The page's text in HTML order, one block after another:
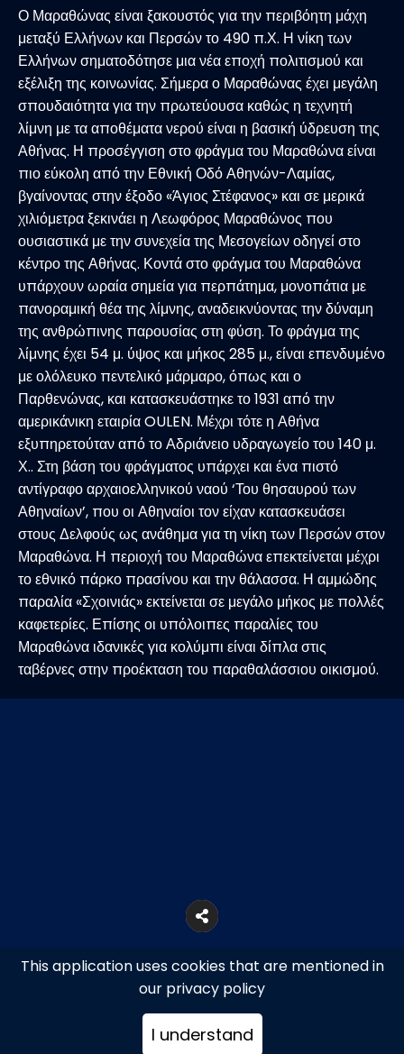
This application uses cookies that are mentioned in
our privacy policy
I understand
Ο Μαραθώνας είναι ξακουστός για την περιβόητη μάχη
μεταξύ Ελλήνων και Περσών το 490 π.Χ. Η νίκη των
Ελλήνων σηματοδότησε μια νέα εποχή πολιτισμού και
εξέλιξη της κοινωνίας. Σήμερα ο Μαραθώνας έχει μεγάλη
σπουδαιότητα για την πρωτεύουσα καθώς η τεχνητή
λίμνη με τα αποθέματα νερού είναι η βασική ύδρευση της
Αθήνας. Η προσέγγιση στο φράγμα του Μαραθώνα είναι
πιο εύκολη από την Εθνική Οδό Αθηνών-Λαμίας,
βγαίνοντας στην έξοδο «Άγιος Στέφανος» και σε μερικά
χιλιόμετρα ξεκινάει η Λεωφόρος Μαραθώνος που
ουσιαστικά με την συνεχεία της Μεσογείων οδηγεί στο
κέντρο της Αθήνας. Κοντά στο φράγμα του Μαραθώνα
υπάρχουν ωραία σημεία για περπάτημα, μονοπάτια με
πανοραμική θέα της λίμνης, αναδεικνύοντας την δύναμη
της ανθρώπινης παρουσίας στη φύση. Το φράγμα της
λίμνης έχει 54 μ. ύψος και μήκος 285 μ., είναι επενδυμένο
με ολόλευκο πεντελικό μάρμαρο, όπως και ο
Παρθενώνας, και κατασκευάστηκε το 1931 από την
αμερικάνικη εταιρία OULEN. Μέχρι τότε η Αθήνα
εξυπηρετούταν από το Αδριάνειο υδραγωγείο του 140 μ.
Χ.. Στη βάση του φράγματος υπάρχει και ένα πιστό
αντίγραφο αρχαιοελληνικού ναού ‘Του θησαυρού των
Αθηναίων’, που οι Αθηναίοι τον είχαν κατασκευάσει
στους Δελφούς ως ανάθημα για τη νίκη των Περσών στον
Μαραθώνα. Η περιοχή του Μαραθώνα επεκτείνεται μέχρι
το εθνικό πάρκο πρασίνου και την θάλασσα. Η αμμώδης
παραλία «Σχοινιάς» εκτείνεται σε μεγάλο μήκος με πολλές
καφετερίες. Επίσης οι υπόλοιπες παραλίες του
Μαραθώνα ιδανικές για κολύμπι είναι δίπλα στις
ταβέρνες στην προέκταση του παραθαλάσσιου οικισμού.